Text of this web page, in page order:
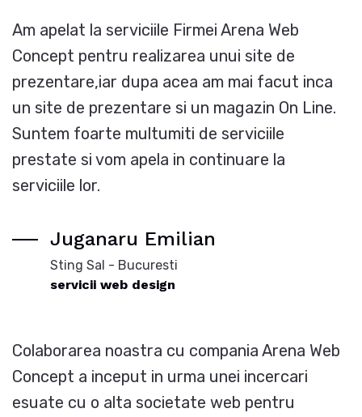
Am apelat la serviciile Firmei Arena Web
Concept pentru realizarea unui site de
prezentare,iar dupa acea am mai facut inca
un site de prezentare si un magazin On Line.
Suntem foarte multumiti de serviciile
prestate si vom apela in continuare la
serviciile lor.
Juganaru Emilian
Sting Sal - Bucuresti
servicii web design
Colaborarea noastra cu compania Arena Web
Concept a inceput in urma unei incercari
esuate cu o alta societate web pentru